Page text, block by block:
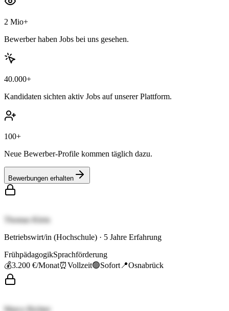
2 Mio+
Bewerber haben Jobs bei uns gesehen.
40.000+
Kandidaten sichten aktiv Jobs auf unserer Plattform.
100+
Neue Bewerber-Profile kommen täglich dazu.
Bewerbungen erhalten
Thomas Klein
Betriebswirt/in (Hochschule) · 5 Jahre Erfahrung
FrühpädagogikSprachförderung
💰3.200 €/Monat⏰Vollzeit🟢Sofort 📍Osnabrück